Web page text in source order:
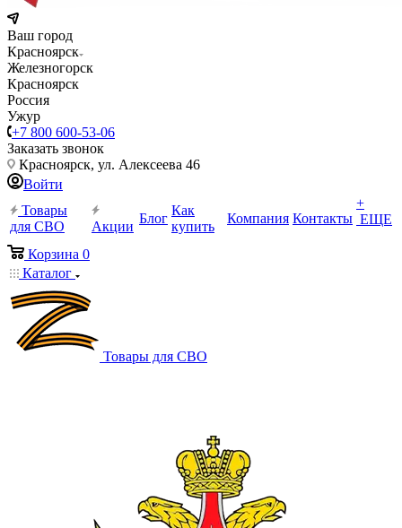
Ваш город
Красноярск
Железногорск
Красноярск
Россия
Ужур
+7 800 600-53-06
Заказать звонок
Красноярск, ул. Алексеева 46
Войти
Товары
для СВО
Акции
Блог
Как
купить
Компания Контакты
+
ЕЩЕ
Корзина 0
Каталог
Товары для СВО